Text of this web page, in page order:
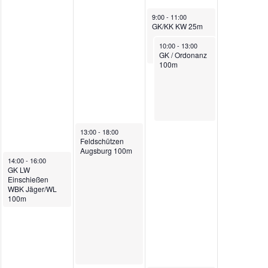
June 5, 2026
14:00- 16:00
GK LW
Einschießen
WBK Jäger/WL
100m
June 6, 2026
13:00- 18:00
Feldschützen
Augsburg 100m
June 7, 2026
9:00- 11:00
GK/KK KW 25m
June 7, 2026
10:00- 13:00
GK / Ordonanz
100m